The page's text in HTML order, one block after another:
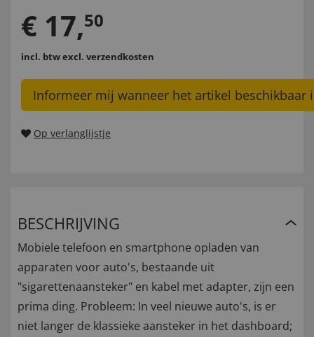
€ 17,50
incl. btwexcl. verzendkosten
Informeer mij wanneer het artikel beschikbaar
Op verlanglijstje
BESCHRIJVING
Mobiele telefoon en smartphone opladen van
apparaten voor auto's, bestaande uit
"sigarettenaansteker" en kabel met adapter, zijn een
prima ding. Probleem: In veel nieuwe auto's, is er
niet langer de klassieke aansteker in het dashboard;